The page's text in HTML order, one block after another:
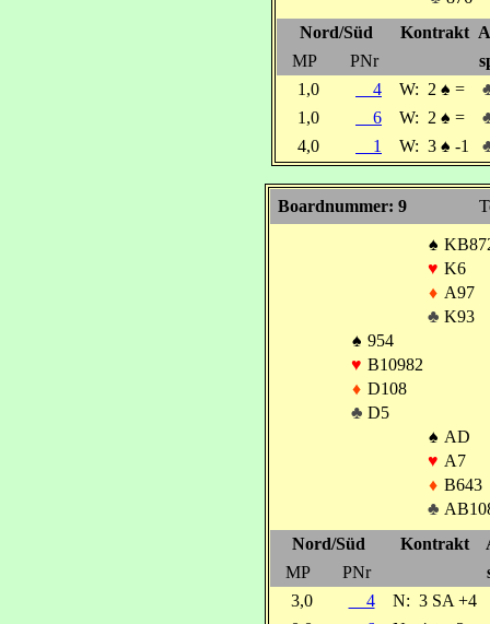
Nord/Süd
Kontrakt
MP
PNr
1,0
4 W: 2 ♠ =
1,0
6 W: 2 ♠ =
4,0
1 W: 3 ♠ -1
Boardnummer: 9
♠
♥ K6
♦ A97
♣ K93
♠ 954
♥ B10982
♦ D108
♣ D5
♠ AD
♥ A7
♦ B643
♣
Nord/Süd
Kontrakt
MP
PNr
3,0
4 N: 3 SA +4